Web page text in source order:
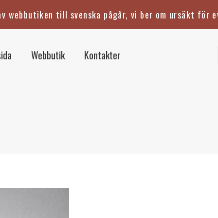
webbutiken till svenska pågår, vi ber om ursäkt för
Webbutik Kontakter